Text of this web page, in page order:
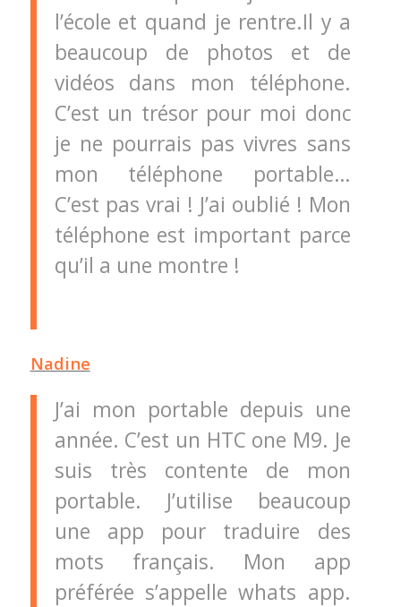
l’école et quand je rentre.Il y a
beaucoup de photos et de
vidéos dans mon téléphone.
C’est un trésor pour moi donc
je ne pourrais pas vivres sans
mon téléphone portable…
C’est pas vrai ! J’ai oublié ! Mon
téléphone est important parce
qu’il a une montre !
Nadine
J’ai mon portable depuis une
année. C’est un HTC one M9. Je
suis très contente de mon
portable. J’utilise beaucoup
une app pour traduire des
mots français. Mon app
préférée s’appelle whats app.